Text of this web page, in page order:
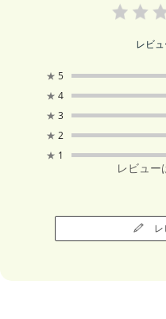
レビ
★ 5
★ 4
★ 3
★ 2
★ 1
レビュー
レ